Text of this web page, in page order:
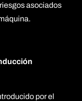
asociados
por el